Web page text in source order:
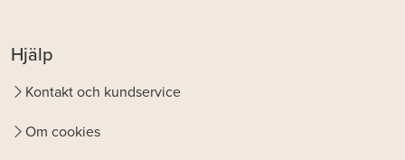
Hjälp
Kontakt och kundservice
Om cookies